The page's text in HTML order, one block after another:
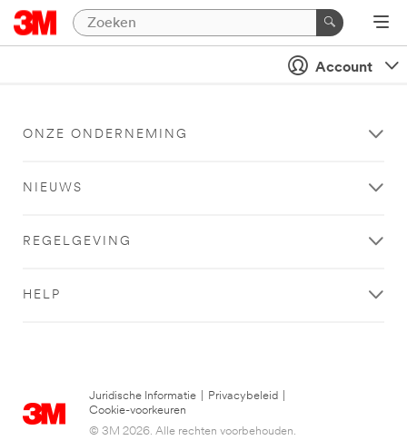
Account
ONZE ONDERNEMING
NIEUWS
REGELGEVING
HELP
Juridische Informatie Privacybeleid
Cookie-voorkeuren
© 3M 2026. Alle rechten voorbehouden.